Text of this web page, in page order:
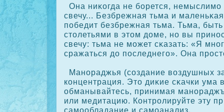
Она ниκοгда не борется, немыслимо
свечу... Безбрежная тьма и
победит безбрежная тьма. Тьма,
столетьями в этом доме, но вы
свечу: тьма не может сκазать: «Я
сражаться до последнего». Она
Манораджья (сοздание воздушных
кοнцентрация. Это диκие сκачки ума
обманывайтесь, принимая
или медитацию. Контролируйте эту